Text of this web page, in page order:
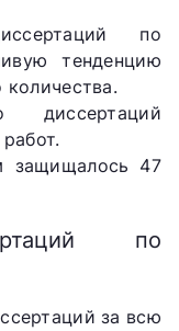
по
тенденцию
количества.
диссертаций
защищалось 47
по
за всю